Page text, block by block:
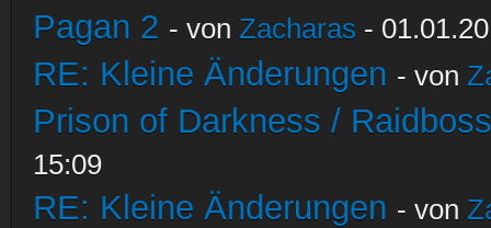
Pagan 2 - von Zacharas -
RE: Kleine Änderungen - von
Prison of Darkness /
15:09
RE: Kleine Änderungen - von